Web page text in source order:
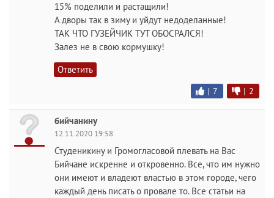
15% поделили и растащили!
А дворы так в зиму и уйдут недоделанные!
ТАК ЧТО ГУЗЕЙЧИК ТУТ ОБОСРАЛСЯ!
Залез не в свою кормушку!
Ответить
| 7 | 2
бийчанину
12.11.2020 19:58
Студеникину и Громогласовой плевать на Вас
Бийчане искренне и откровенно. Все, что им нужно
они имеют и владеют властью в этом городе, чего
каждый день писать о провале то. Все статьи на